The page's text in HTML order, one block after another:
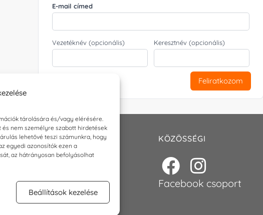
tárolására és/vagy elérésére.
nem személyre szabott hirdetések
lehetővé teszi számunkra, hogy
egyedi azonosítók ezen a
az hátrányosan befolyásolhat
Beállítások kezelése
E-mail címed
Vezetéknév (opcionális) Keresztnév (opcionális)
Feliratkozom
shop@torokszilvi.com
KÖZÖSSÉGI
Facebook csoport